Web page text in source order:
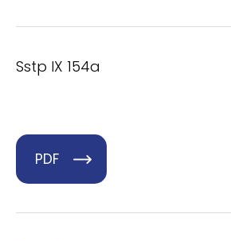
Sstp IX 154a
PDF